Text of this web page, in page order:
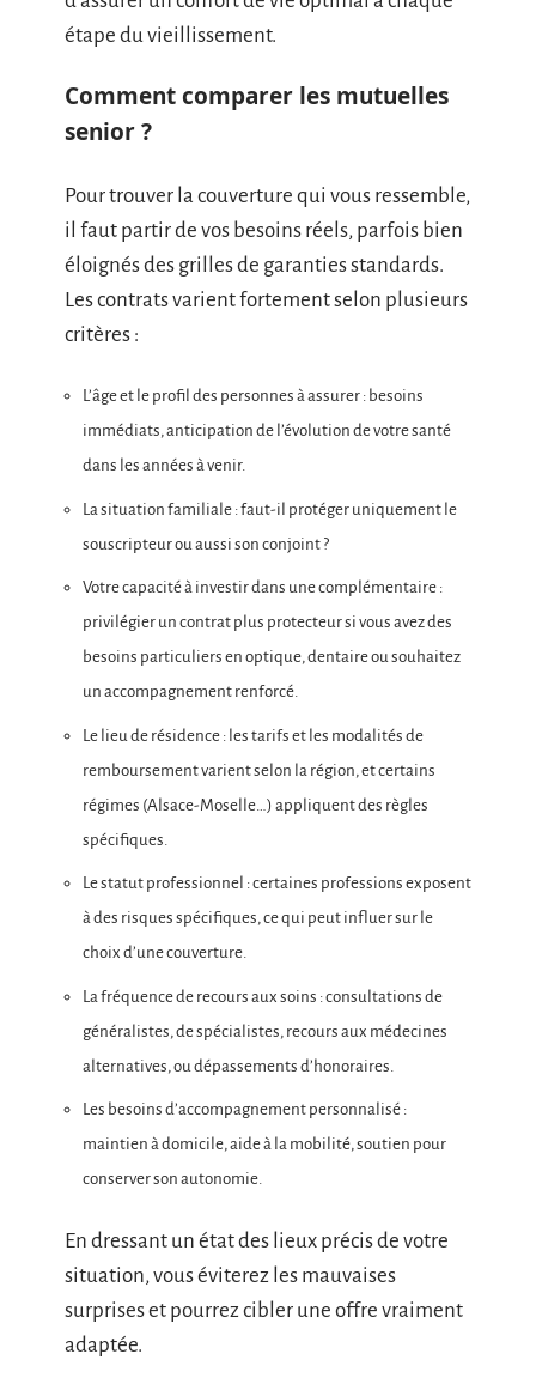
étape du vieillissement.
Comment comparer les mutuelles
senior ?
Pour trouver la couverture qui vous ressemble,
il faut partir de vos besoins réels, parfois bien
éloignés des grilles de garanties standards.
Les contrats varient fortement selon plusieurs
critères :
L’âge et le profil des personnes à assurer : besoins
immédiats, anticipation de l’évolution de votre santé
dans les années à venir.
La situation familiale : faut-il protéger uniquement le
souscripteur ou aussi son conjoint ?
Votre capacité à investir dans une complémentaire :
privilégier un contrat plus protecteur si vous avez des
besoins particuliers en optique, dentaire ou souhaitez
un accompagnement renforcé.
Le lieu de résidence : les tarifs et les modalités de
remboursement varient selon la région, et certains
régimes (Alsace-Moselle…) appliquent des règles
spécifiques.
Le statut professionnel : certaines professions exposent
à des risques spécifiques, ce qui peut influer sur le
choix d’une couverture.
La fréquence de recours aux soins : consultations de
généralistes, de spécialistes, recours aux médecines
alternatives, ou dépassements d’honoraires.
Les besoins d’accompagnement personnalisé :
maintien à domicile, aide à la mobilité, soutien pour
conserver son autonomie.
En dressant un état des lieux précis de votre
situation, vous éviterez les mauvaises
surprises et pourrez cibler une offre vraiment
adaptée.